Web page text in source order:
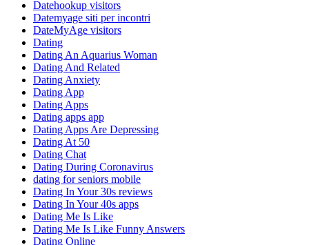
Datehookup visitors
Datemyage siti per incontri
DateMyAge visitors
Dating
Dating An Aquarius Woman
Dating And Related
Dating Anxiety
Dating App
Dating Apps
Dating apps app
Dating Apps Are Depressing
Dating At 50
Dating Chat
Dating During Coronavirus
dating for seniors mobile
Dating In Your 30s reviews
Dating In Your 40s apps
Dating Me Is Like
Dating Me Is Like Funny Answers
Dating Online